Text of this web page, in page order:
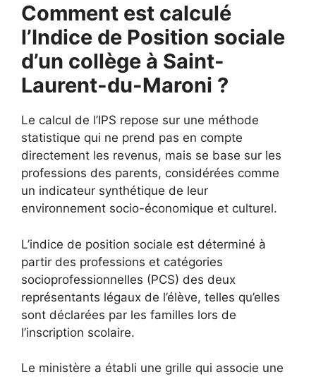
Comment est calculé
l’Indice de Position sociale
d’un collège à Saint-
Laurent-du-Maroni ?
Le calcul de l’IPS repose sur une méthode
statistique qui ne prend pas en compte
directement les revenus, mais se base sur les
professions des parents, considérées comme
un indicateur synthétique de leur
environnement socio-économique et culturel.
L’indice de position sociale est déterminé à
partir des professions et catégories
socioprofessionnelles (PCS) des deux
représentants légaux de l’élève, telles qu’elles
sont déclarées par les familles lors de
l’inscription scolaire.
Le ministère a établi une grille qui associe une